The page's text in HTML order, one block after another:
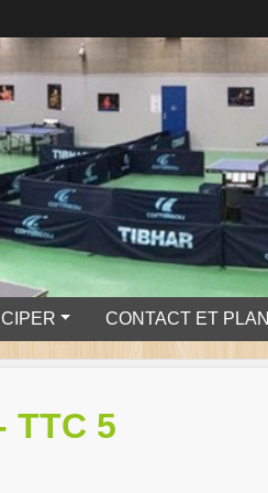
CONTACT ET PLAN
TTC 5